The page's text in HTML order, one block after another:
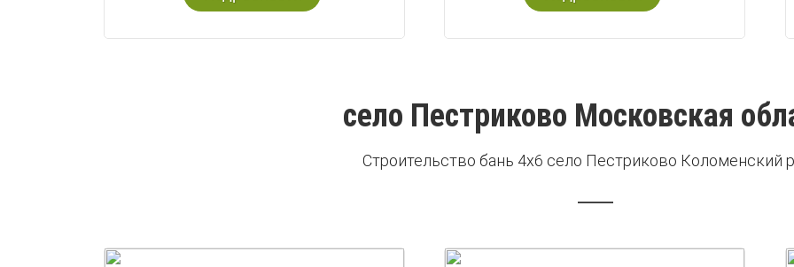
село Пестриково Московская
Строительство бань 4х6 село Пестриково Коломенский